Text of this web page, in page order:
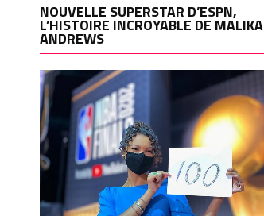
NOUVELLE SUPERSTAR D’ESPN,
L’HISTOIRE INCROYABLE DE MALIKA
ANDREWS